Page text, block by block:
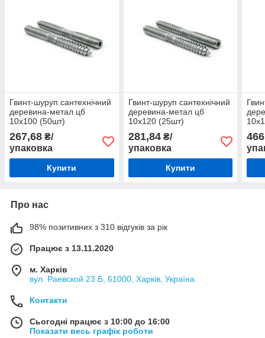
Гвинт-шуруп сантехнічний
деревина-метал цб
10х100 (50шт)
267,68 ₴/
упаковка
Купити
Гвинт-шуруп сантехнічний
деревина-метал цб
10х120 (25шт)
281,84₴/
упаковка
Купити
Про нас
98% позитивних з 310 відгуків за рік
Працює з 13.11.2020
м. Харків
вул. Раевской 23 Б, 61000, Харків, Україна
Контакти
Сьогодні працює з 10:00 до 16:00
Показати весь графік роботи